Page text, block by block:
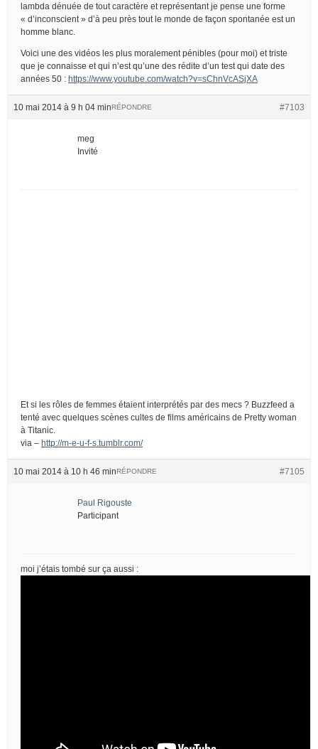
lambda dénuée de tout caractère et représentant je pense une forme
« d’inconscient » d’à peu près tout le monde de façon spontanée est un
homme blanc.
Voici une des vidéos les plus moralement pénibles (pour moi) et triste
que je connaisse et qui n’est qu’une des rédite d’un test qui date des
années 50 : https://www.youtube.com/watch?v=sChnVcASjXA
10 mai 2014 à 9 h 04 min #7103
RÉPONDRE
meg
Invité
Et si les rôles de femmes étaient interprétés par des mecs ? Buzzfeed a
tenté avec quelques scènes cultes de films américains de Pretty woman
à Titanic.
via – http://m-e-u-f-s.tumblr.com/
10 mai 2014 à 10 h 46 min #7105
RÉPONDRE
Paul Rigouste
Participant
moi j’étais tombé sur ça aussi :